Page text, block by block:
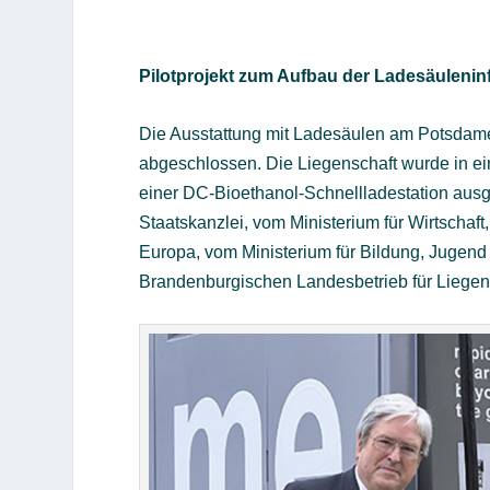
Pilotprojekt zum Aufbau der
Die Ausstattung mit Ladesäulen am
abgeschlossen. Die Liegenschaft wurde in
einer DC-Bioethanol-Schnellladestation
Staatskanzlei, vom Ministerium für
Europa, vom Ministerium für Bildung,
Brandenburgischen Landesbetrieb für